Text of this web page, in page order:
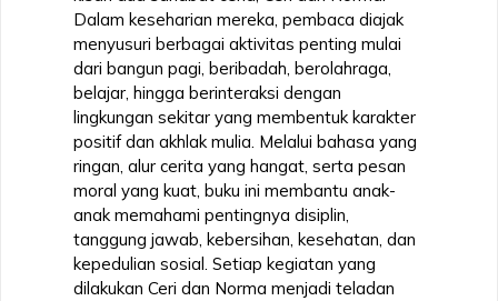
Dalam keseharian mereka, pembaca diajak
menyusuri berbagai aktivitas penting mulai
dari bangun pagi, beribadah, berolahraga,
belajar, hingga berinteraksi dengan
lingkungan sekitar yang membentuk karakter
positif dan akhlak mulia. Melalui bahasa yang
ringan, alur cerita yang hangat, serta pesan
moral yang kuat, buku ini membantu anak-
anak memahami pentingnya disiplin,
tanggung jawab, kebersihan, kesehatan, dan
kepedulian sosial. Setiap kegiatan yang
dilakukan Ceri dan Norma menjadi teladan